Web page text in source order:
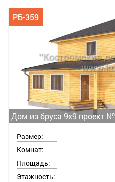
Дом из бруса 9х9 проект
РБ-359
Размер:
Комнат:
Площадь:
Этажность: